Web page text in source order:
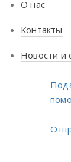
О нас
Контакты
Новости и